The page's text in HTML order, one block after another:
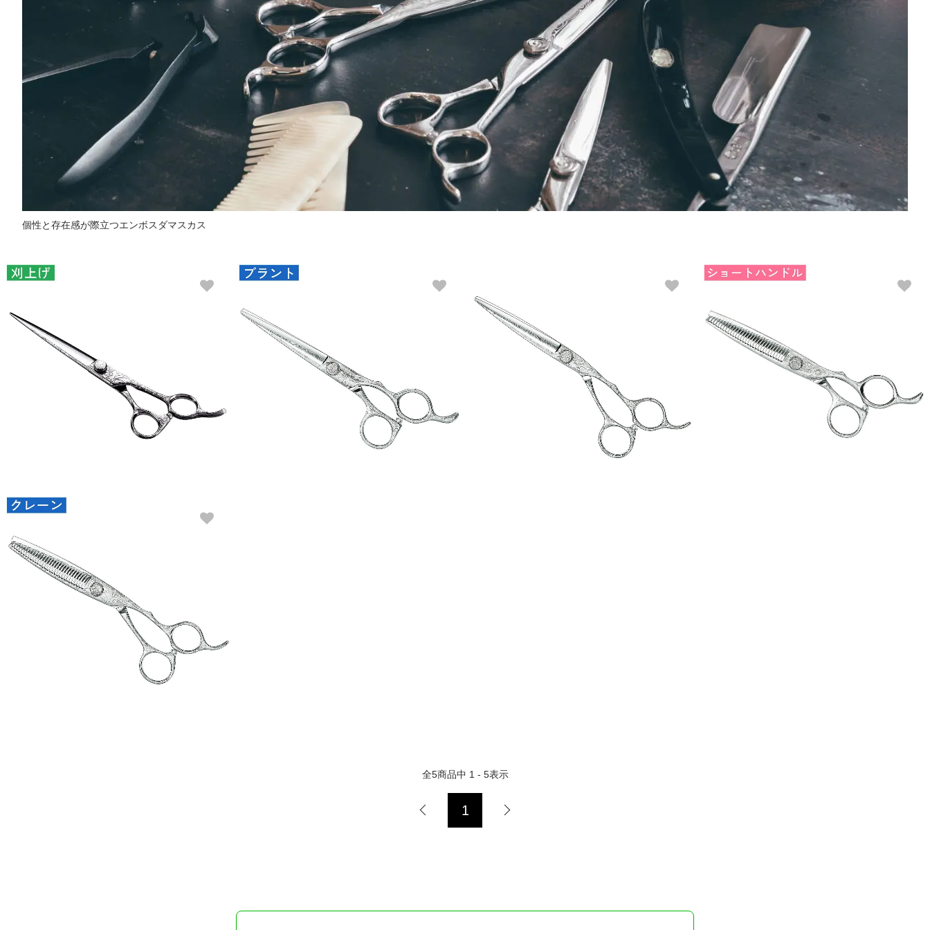
個性と存在感が際立つエンボスダマスカス
全5商品中 1 - 5表示
1